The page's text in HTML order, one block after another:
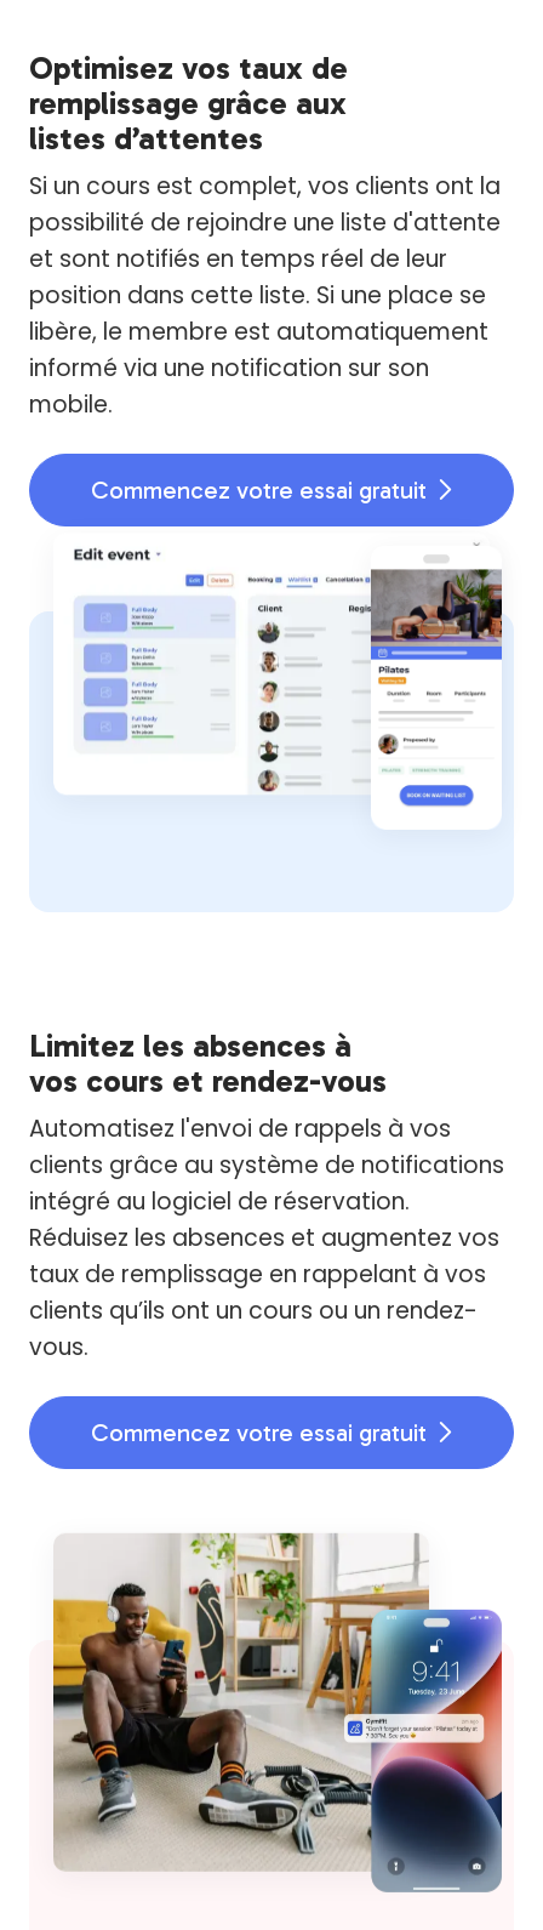
Optimisez vos taux de
remplissage grâce aux
listes d’attentes
Si un cours est complet, vos clients ont la
possibilité de rejoindre une liste d'attente
et sont notifiés en temps réel de leur
position dans cette liste. Si une place se
libère, le membre est automatiquement
informé via une notification sur son
mobile.
Commencez votre essai gratuit 
Limitez les absences à
vos cours et rendez-vous
Automatisez l'envoi de rappels à vos
clients grâce au système de notifications
intégré au logiciel de réservation.
Réduisez les absences et augmentez vos
taux de remplissage en rappelant à vos
clients qu’ils ont un cours ou un rendez-
vous.
Commencez votre essai gratuit 